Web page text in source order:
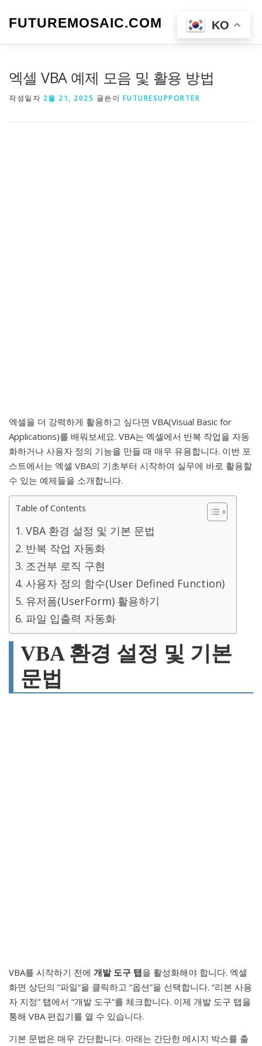
FUTUREMOSAIC.COM 메뉴
엑셀 VBA 예제 모음 및 활용 방법
작성일자 2월 21, 2025 글쓴이 FUTURESUPPORTER
엑셀을 더 강력하게 활용하고 싶다면 VBA(Visual Basic for
Applications)를 배워보세요. VBA는 엑셀에서 반복 작업을 자동
화하거나 사용자 정의 기능을 만들 때 매우 유용합니다. 이번 포
스트에서는 엑셀 VBA의 기초부터 시작하여 실무에 바로 활용할
수 있는 예제들을 소개합니다.
Table of Contents
VBA 환경 설정 및 기본 문법
반복 작업 자동화
조건부 로직 구현
사용자 정의 함수(User Defined Function)
유저폼(UserForm) 활용하기
파일 입출력 자동화
VBA 환경 설정 및 기본
문법
VBA를 시작하기 전에 개발 도구 탭을 활성화해야 합니다. 엑셀
화면 상단의 “파일”을 클릭하고 “옵션”을 선택합니다. “리본 사용
자 지정” 탭에서 “개발 도구”를 체크합니다. 이제 개발 도구 탭을
통해 VBA 편집기를 열 수 있습니다.
기본 문법은 매우 간단합니다. 아래는 간단한 메시지 박스를 출
KO